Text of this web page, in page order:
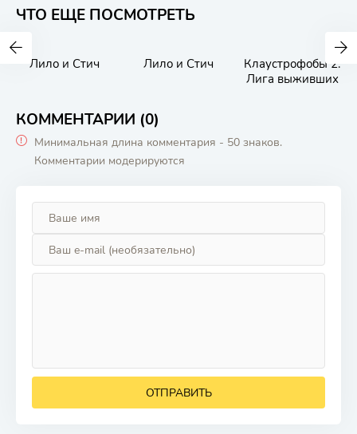
ЧТО ЕЩЕ ПОСМОТРЕТЬ
Лило и Стич Лило и Стич
Клаустрофобы 2:
Лига выживших
КОММЕНТАРИИ (0)
Минимальная длина комментария - 50 знаков.
Комментарии модерируются
ОТПРАВИТЬ